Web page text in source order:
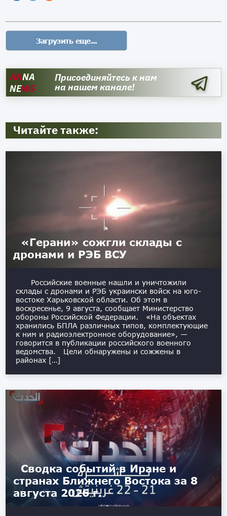
ANNA
NEWS
Присоединяйтесь к нам
на нашем канале!
Читайте также:
«Герани» сожгли склады с
дронами и РЭБ ВСУ
Российские военные нашли и уничтожили
склады с дронами и РЭБ украински войск на юго-
востоке Харьковской области. Об этом в
воскресенье, 9 августа, сообщает Министерство
обороны Российской Федерации. «На объектах
хранились БПЛА различных типов, комплектующие
к ним и радиоэлектронное оборудование», —
говорится в публикации российского военного
ведомства. Цели обнаружены и сожжены в
районах […]
Сводка событий в Иране и
странах Ближнего Востока за 8
августа 2026 г.